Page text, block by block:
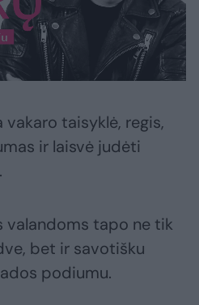
taisyklė, regis,
ir laisvė judėti
valandoms tapo ne tik
bet ir savotišku
podiumu.